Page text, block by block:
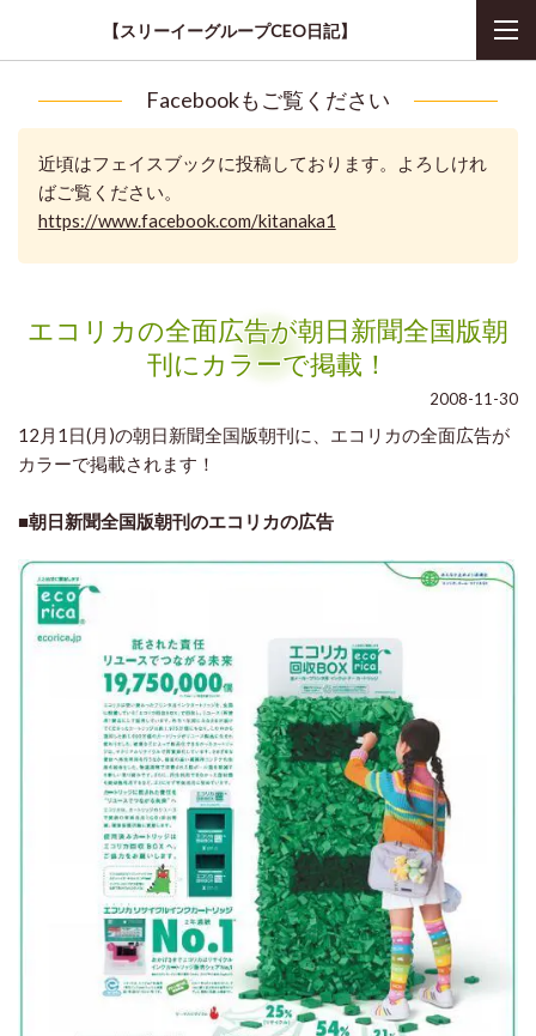
【スリーイーグループCEO日記】
Facebookもご覧ください
近頃はフェイスブックに投稿しております。よろしけれ
ばご覧ください。
https://www.facebook.com/kitanaka1
エコリカの全面広告が朝日新聞全国版朝
刊にカラーで掲載！
2008-11-30
12月1日(月)の朝日新聞全国版朝刊に、エコリカの全面広告が
カラーで掲載されます！
■朝日新聞全国版朝刊のエコリカの広告